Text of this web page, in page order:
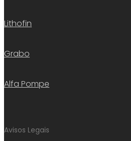
Lithofin
Grabo
Alfa Pompe
Avisos Legais